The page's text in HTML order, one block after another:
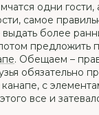
одни
самое
более
предложить
. Обещаем –
обязательно
с
все и